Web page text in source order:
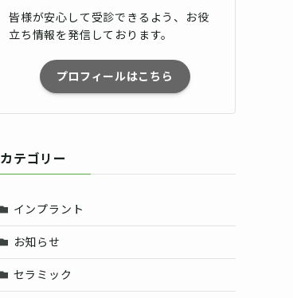
皆様が安心して受診できるよう、お役
立ち情報を発信しております。
プロフィールはこちら
カテゴリー
インプラント
お知らせ
セラミック